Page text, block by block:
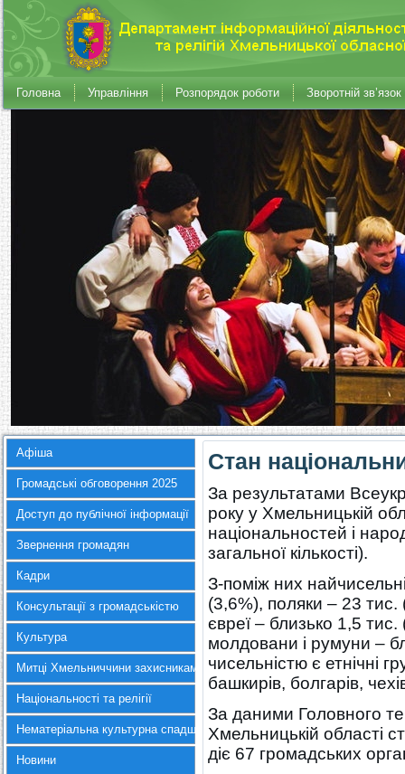
Головна Управління Розпорядок роботи Зворотній зв’язок
Афіша
Громадські обговорення 2025
Доступ до публічної інформації
Звернення громадян
Кадри
Консультації з громадськістю
Культура
Митці Хмельниччини захисникам України
Національності та релігії
Нематеріальна культурна спадщина
Новини
Стан
За результатами
року у Хмельницькій
національностей і
загальної кількості).
З-поміж них
(3,6%), поляки – 23
євреї – близько 1,5
молдовани і румуни –
чисельністю є етнічні
башкирів, болгарів,
За даними Головного
Хмельницькій області
діє 67 громадських